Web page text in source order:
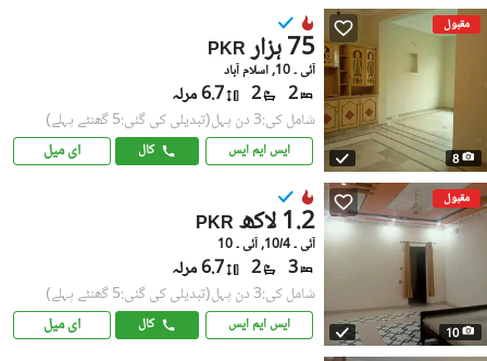
مقبول
8
PKR 75 ہزار
آئی ۔ 10, اسلام آباد
2
2 6.7 مرلہ
شامل کی:3 دن پہل (تبدیلی کی گئی:5 گھنٹے پہلے)
ایس ایم ایس کال ای میل
مقبول
10
PKR 1.2 لاکھ
آئی ۔ 10/4, آئی ۔ 10
3
2 6.7 مرلہ
شامل کی:3 دن پہل (تبدیلی کی گئی:5 گھنٹے پہلے)
ایس ایم ایس کال ای میل